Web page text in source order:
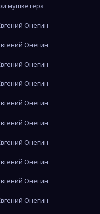
мушкетёра
Онегин
Онегин
Онегин
Онегин
Онегин
Онегин
Онегин
Онегин
Онегин
Онегин